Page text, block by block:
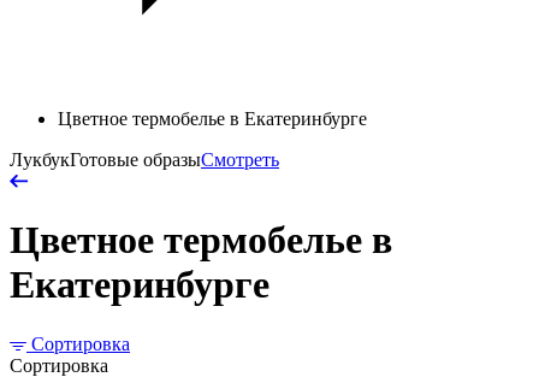
Цветное термобелье в Екатеринбурге
ЛукбукГотовые образыСмотреть
Цветное термобелье в
Екатеринбурге
Сортировка
Сортировка